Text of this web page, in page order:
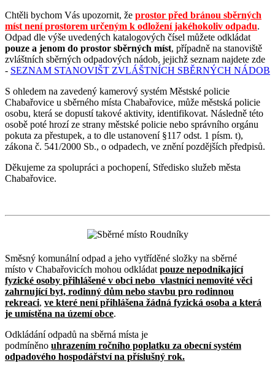
Chtěli bychom Vás upozornit, že prostor před bránou sběrných
míst není prostorem určeným k odložení jakéhokoliv odpadu.
Odpad dle výše uvedených katalogových čísel můžete odkládat
pouze a jenom do prostor sběrných míst, případně na stanoviště
zvláštních sběrných odpadových nádob, jejichž seznam najdete zde
- SEZNAM STANOVIŠT ZVLÁŠTNÍCH SBĚRNÝCH NÁDOB
S ohledem na zavedený kamerový systém Městské policie
Chabařovice u sběrného místa Chabařovice, může městská policie
osobu, která se dopustí takové aktivity, identifikovat. Následně této
osobě poté hrozí ze strany městské policie nebo správního orgánu
pokuta za přestupek, a to dle ustanovení §117 odst. 1 písm. t),
zákona č. 541/2000 Sb., o odpadech, ve znění pozdějších předpisů.
Děkujeme za spolupráci a pochopení, Středisko služeb města
Chabařovice.
Směsný komunální odpad a jeho vytříděné složky na sběrné
místo v Chabařovicích mohou odkládatpouze nepodnikající
fyzické osoby přihlášené v obci nebo vlastníci nemovité věci
zahrnující byt, rodinný dům nebo stavbu pro rodinnou
rekreaci, ve které není přihlášena žádná fyzická osoba a která
je umístěna na území obce.
Odkládání odpadů na sběrná místa je
podmíněno uhrazením ročního poplatku za obecní systém
odpadového hospodářství na příslušný rok.